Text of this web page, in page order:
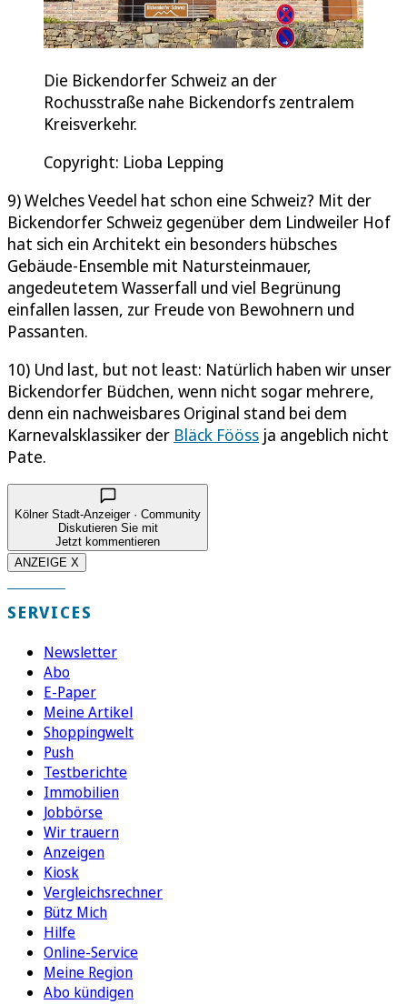
Die Bickendorfer Schweiz an der
Rochusstraße nahe Bickendorfs zentralem
Kreisverkehr.
Copyright: Lioba Lepping
9) Welches Veedel hat schon eine Schweiz? Mit der
Bickendorfer Schweiz gegenüber dem Lindweiler Hof
hat sich ein Architekt ein besonders hübsches
Gebäude-Ensemble mit Natursteinmauer,
angedeutetem Wasserfall und viel Begrünung
einfallen lassen, zur Freude von Bewohnern und
Passanten.
10) Und last, but not least: Natürlich haben wir unser
Bickendorfer Büdchen, wenn nicht sogar mehrere,
denn ein nachweisbares Original stand bei dem
Karnevalsklassiker der Bläck Fööss ja angeblich nicht
Pate.
Kölner Stadt-Anzeiger · Community
Diskutieren Sie mit
Jetzt kommentieren
ANZEIGE X
SERVICES
Newsletter
Abo
E-Paper
Meine Artikel
Shoppingwelt
Push
Testberichte
Immobilien
Jobbörse
Wir trauern
Anzeigen
Kiosk
Vergleichsrechner
Bütz Mich
Hilfe
Online-Service
Meine Region
Abo kündigen